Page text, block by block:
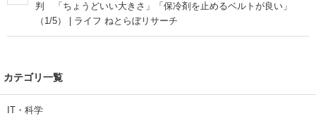
判 「ちょうどいい大きさ」「保冷剤を止めるベルトが良い」
（1/5） | ライフ ねとらぼリサーチ
カテゴリ一覧
IT・科学